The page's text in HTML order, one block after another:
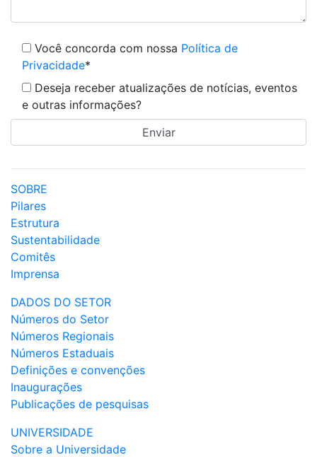
Você concorda com nossa Política de
Privacidade*
Deseja receber atualizações de notícias, eventos
e outras informações?
SOBRE
Pilares
Estrutura
Sustentabilidade
Comitês
Imprensa
DADOS DO SETOR
Números do Setor
Números Regionais
Números Estaduais
Definições e convenções
Inaugurações
Publicações de pesquisas
UNIVERSIDADE
Sobre a Universidade